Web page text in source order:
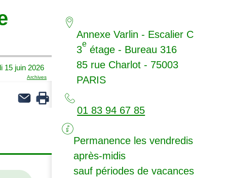
15 juin 2026
Archives
Annexe Varlin - Escalier C
3
e
étage - Bureau 316
85 rue Charlot - 75003
PARIS
01 83 94 67 85
Permanence les vendredis
après-midis
sauf périodes de vacances